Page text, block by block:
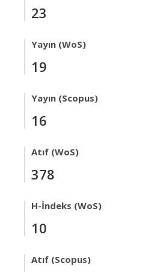
23
Yayın (WoS)
19
Yayın (Scopus)
16
Atıf (WoS)
378
H-İndeks (WoS)
10
Atıf (Scopus)